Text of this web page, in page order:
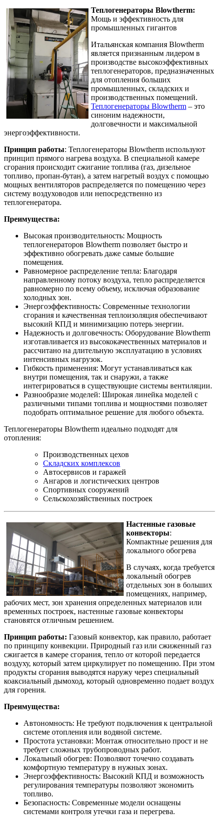
Теплогенераторы Blowtherm:
Мощь и эффективность для
промышленных гигантов
Итальянская компания Blowtherm
является признанным лидером в
производстве высокоэффективных
теплогенераторов, предназначенных
для отопления больших
промышленных, складских и
производственных помещений.
Теплогенераторы Blowtherm – это
синоним надежности,
долговечности и максимальной
энергоэффективности.
Принцип работы: Теплогенераторы Blowtherm используют
принцип прямого нагрева воздуха. В специальной камере
сгорания происходит сжигание топлива (газ, дизельное
топливо, пропан-бутан), а затем нагретый воздух с помощью
мощных вентиляторов распределяется по помещению через
систему воздуховодов или непосредственно из
теплогенератора.
Преимущества:
Высокая производительность: Мощность
теплогенераторов Blowtherm позволяет быстро и
эффективно обогревать даже самые большие
помещения.
Равномерное распределение тепла: Благодаря
направленному потоку воздуха, тепло распределяется
равномерно по всему объему, исключая образование
холодных зон.
Энергоэффективность: Современные технологии
сгорания и качественная теплоизоляция обеспечивают
высокий КПД и минимизацию потерь энергии.
Надежность и долговечность: Оборудование Blowtherm
изготавливается из высококачественных материалов и
рассчитано на длительную эксплуатацию в условиях
интенсивных нагрузок.
Гибкость применения: Могут устанавливаться как
внутри помещения, так и снаружи, а также
интегрироваться в существующие системы вентиляции.
Разнообразие моделей: Широкая линейка моделей с
различными типами топлива и мощностями позволяет
подобрать оптимальное решение для любого объекта.
Теплогенераторы Blowtherm идеально подходят для
отопления:
Производственных цехов
Складских комплексов
Автосервисов и гаражей
Ангаров и логистических центров
Спортивных сооружений
Сельскохозяйственных построек
Настенные газовые
конвекторы:
Компактные решения для
локального обогрева
В случаях, когда требуется
локальный обогрев
отдельных зон в больших
помещениях, например,
рабочих мест, зон хранения определенных материалов или
временных построек, настенные газовые конвекторы
становятся отличным решением.
Принцип работы: Газовый конвектор, как правило, работает
по принципу конвекции. Природный газ или сжиженный газ
сжигается в камере сгорания, тепло от которой передается
воздуху, который затем циркулирует по помещению. При этом
продукты сгорания выводятся наружу через специальный
коаксиальный дымоход, который одновременно подает воздух
для горения.
Преимущества:
Автономность: Не требуют подключения к центральной
системе отопления или водяной системе.
Простота установки: Монтаж относительно прост и не
требует сложных трубопроводных работ.
Локальный обогрев: Позволяют точечно создавать
комфортную температуру в нужных зонах.
Энергоэффективность: Высокий КПД и возможность
регулирования температуры позволяют экономить
топливо.
Безопасность: Современные модели оснащены
системами контроля утечки газа и перегрева.